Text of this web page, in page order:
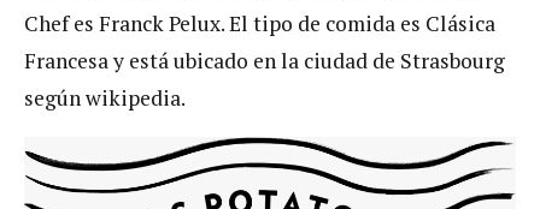
Chef es Franck Pelux. El tipo de comida es Clásica
Francesa y está ubicado en la ciudad de Strasbourg
según wikipedia.